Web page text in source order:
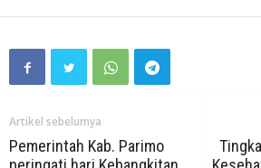
Artikel sebelumya
Pemerintah Kab. Parimo